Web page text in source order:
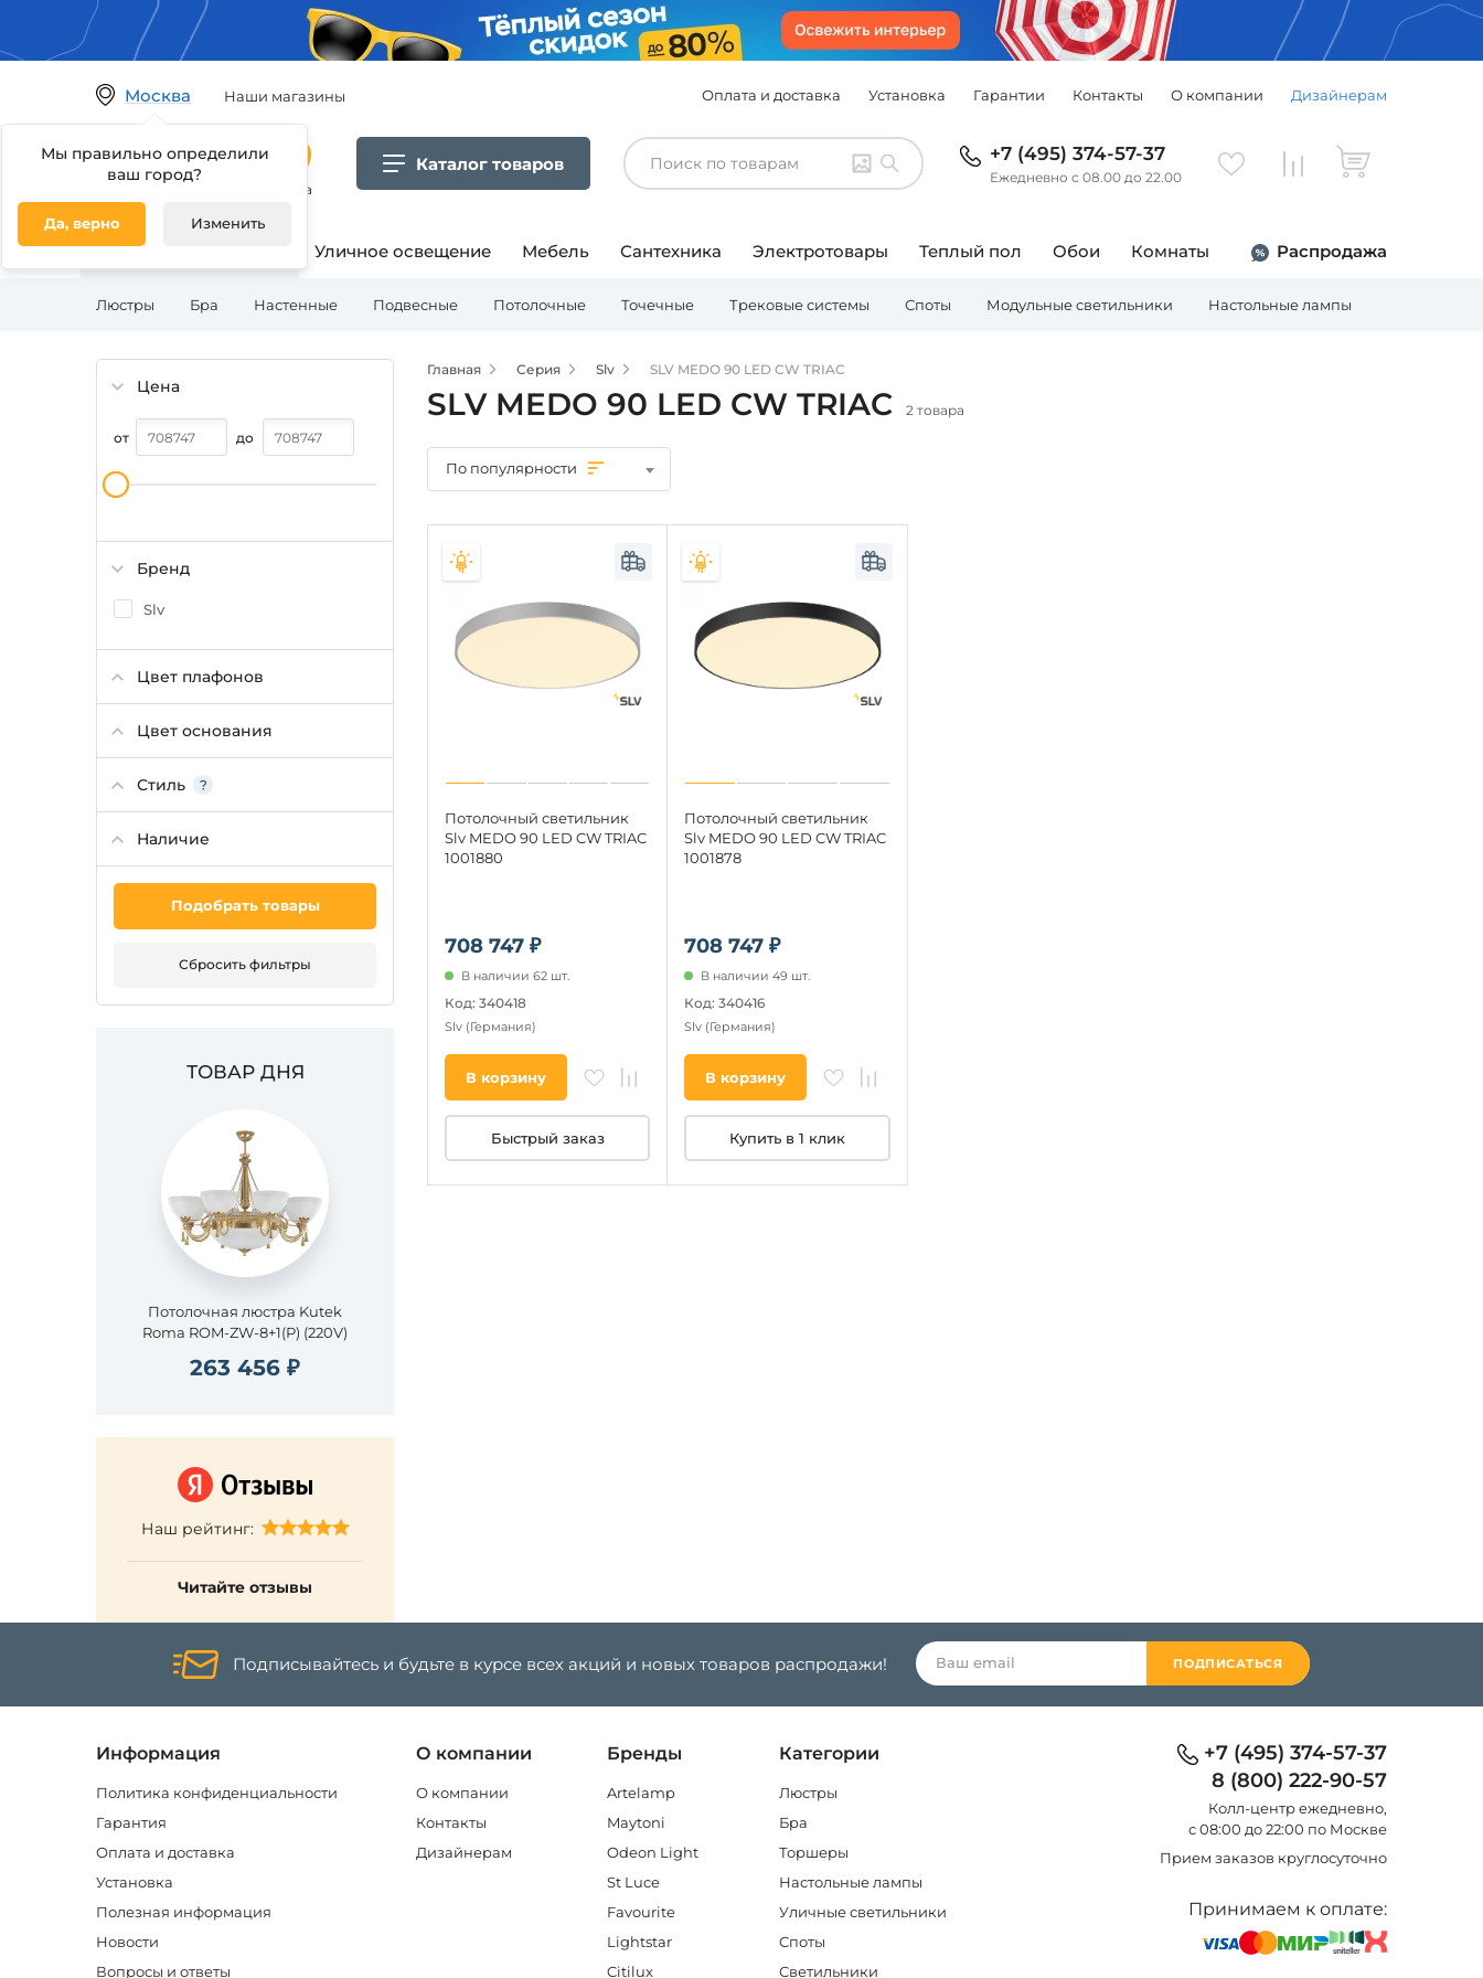
Москва
Мы правильно определили
ваш город?
Да, верно Изменить
Наши магазины Оплата и доставка Установка Гарантии Контакты О компании Дизайнерам
Гипермаркет товаров для дома
Каталог товаров +7 (495) 374-57-37
Ежедневно с 08.00 до 22.00
Освещение для дома Уличное освещение Мебель Сантехника Электротовары Теплый пол Обои Комнаты Распродажа
Люстры Бра Настенные Подвесные Потолочные Точечные Трековые системы Споты Модульные светильники Настольные лампы
Цена
от до
Бренд
Slv
Цвет плафонов
Цвет основания
Стиль
Наличие
Подобрать товары
Сбросить фильтры
ТОВАР ДНЯ
Потолочная люстра Kutek
Roma ROM-ZW-8+1(P) (220V)
263 456 ₽
Наш рейтинг:
Читайте отзывы
Главная Серия Slv SLV MEDO 90 LED CW TRIAC
SLV MEDO 90 LED CW TRIAC 2 товара
По популярности
708 747 ₽
Потолочный светильник
Slv MEDO 90 LED CW TRIAC
1001880
В наличии 62 шт.
Код: 340418
Slv (Германия)
В корзину
Быстрый заказ
708 747 ₽
Потолочный светильник
Slv MEDO 90 LED CW TRIAC
1001878
В наличии 49 шт.
Код: 340416
Slv (Германия)
В корзину
Купить в 1 клик
Подписывайтесь и будьте в курсе всех акций и новых товаров распродажи! ПОДПИСАТЬСЯ
Информация
Политика конфиденциальности
Гарантия
Оплата и доставка
Установка
Полезная информация
Новости
Вопросы и ответы
О компании
О компании
Контакты
Дизайнерам
Бренды
Artelamp
Maytoni
Odeon Light
St Luce
Favourite
Lightstar
Citilux
Категории
Люстры
Бра
Торшеры
Настольные лампы
Уличные светильники
Споты
Светильники
+7 (495) 374-57-37
8 (800) 222-90-57
Колл-центр eжедневно,
с 08:00 до 22:00 по Москве
Прием заказов круглосуточно
Принимаем к оплате: